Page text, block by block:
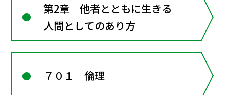
第2章 他者とともに生きる
人間としてのあり方
７０１ 倫理